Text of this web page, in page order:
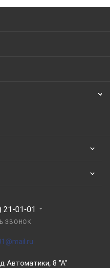
21-01-01
ЗВОНОК
Автоматики, 8 "А"